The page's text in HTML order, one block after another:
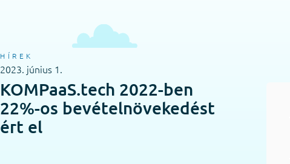
HÍREK
2023. június 1.
KOMPaaS.tech 2022-ben
22%-os bevételnövekedést
ért el